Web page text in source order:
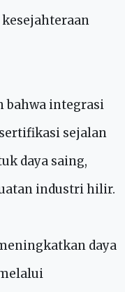
bahwa integrasi
sejalan
daya saing,
industri hilir.
daya